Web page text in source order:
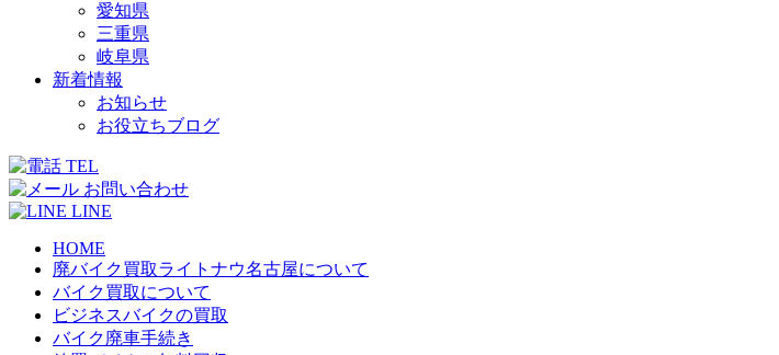
愛知県
三重県
岐阜県
新着情報
お知らせ
お役立ちブログ
TEL
お問い合わせ
LINE
HOME
廃バイク買取ライトナウ名古屋について
バイク買取について
ビジネスバイクの買取
バイク廃車手続き